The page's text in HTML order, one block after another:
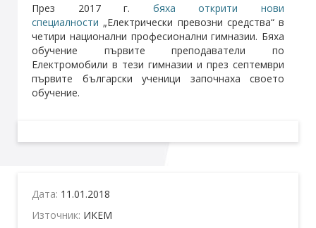
През 2017 г. бяха открити нови
специалности „Електрически превозни средства“ в
четири национални професионални гимназии. Бяха
обучение първите преподаватели по
Електромобили в тези гимназии и през септември
първите български ученици започнаха своето
обучение.
Дата: 11.01.2018
Източник: ИКЕМ